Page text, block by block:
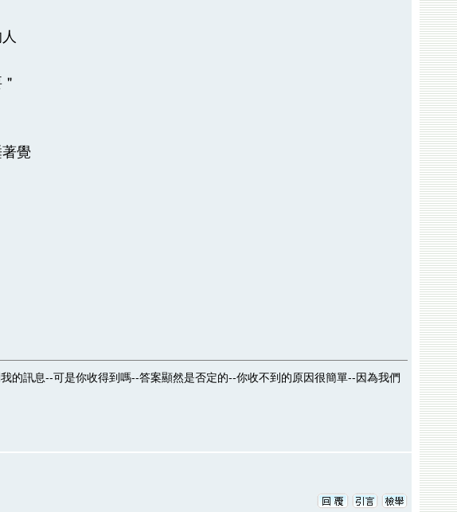
覺
的訊息--可是你收得到嗎--答案顯然是否定的--你收不到的原因很簡單--因為我們